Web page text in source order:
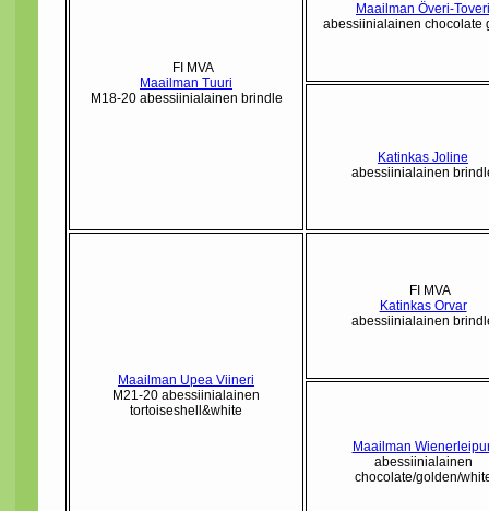
FI MVA
Maailman Tuuri
M18-20 abessiinialainen brindle
Maailman Överi-Toveri
abessiinialainen chocolate
Katinkas Joline
abessiinialainen
Maailman Upea Viineri
M21-20 abessiinialainen
tortoiseshell&white
FI MVA
Katinkas Orvar
abessiinialainen
Maailman
abessiinialainen
chocolate/golden/